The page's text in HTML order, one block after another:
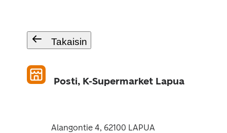
Takaisin
Posti, K-Supermarket Lapua
Alangontie 4, 62100 LAPUA